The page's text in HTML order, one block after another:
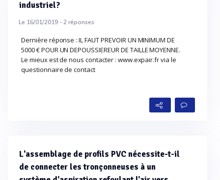
industriel?
Le 16/01/2019 -2réponses
Dernière réponse : IL FAUT PREVOIR UN MINIMUM DE
5000 € POUR UN DEPOUSSIEREUR DE TAILLE MOYENNE.
Le mieux est de nous contacter : www.expair.fr via le
questionnaire de contact
L'assemblage de profils PVC nécessite-t-il
de connecter les tronçonneuses à un